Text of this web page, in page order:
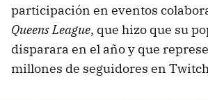
participación en eventos
Queens League, que hizo que su
disparara en el año y que
millones de seguidores en